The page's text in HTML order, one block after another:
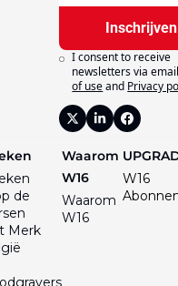
Inschrijven
I consent to receive
newsletters via
of useand Privacy
de
Merk
Waarom
W16
Waarom
W16
W16